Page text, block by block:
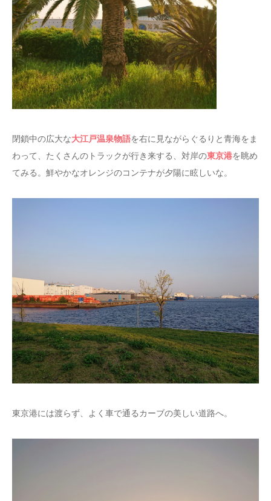
閉鎖中の広大な大江戸温泉物語を右に見ながらぐるりと青海をま
わって、たくさんのトラックが行き来する、対岸の東京港を眺め
てみる。鮮やかなオレンジのコンテナが夕陽に眩しいな。
東京港には渡らず、よく車で通るカーブの美しい道路へ。